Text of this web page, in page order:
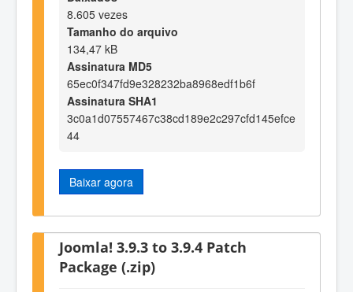
8.605 vezes
Tamanho do arquivo
134,47 kB
Assinatura MD5
65ec0f347fd9e328232ba8968edf1b6f
Assinatura SHA1
3c0a1d07557467c38cd189e2c297cfd145efce
44
Baixar agora
Joomla! 3.9.3 to 3.9.4 Patch
Package (.zip)